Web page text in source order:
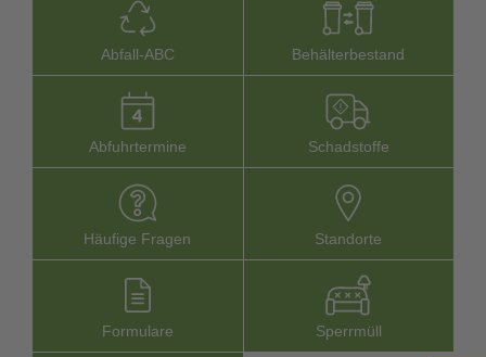
Abfall-­ABC Behälterbestand
Abfuhrtermine Schadstoffe
Häufige Fragen Stand­orte
Formu­lare Sperr­müll